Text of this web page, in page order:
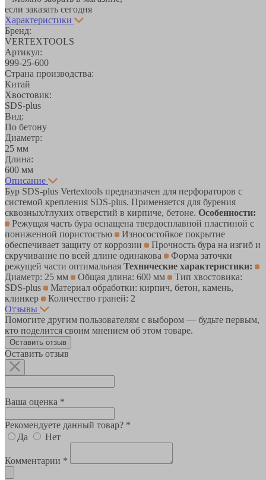
если заказать сегодня
Характеристики
Бренд:
VERTEXTOOLS
Артикул:
999-25-600
Страна производства:
Китай
Хвостовик:
SDS-plus
Вид:
По бетону
Диаметр:
25 мм
Длина:
600 мм
Описание
Бур SDS-plus Vertextools предназначен для перфораторов с
системой крепления SDS-plus. Применяется для бурения
сквозных/глухих отверстий в кирпиче, бетоне. Особенности:
Режущая часть бура оснащена твердосплавной пластиной с
пониженной пористостью
Износостойкое покрытие
обеспечивает защиту от коррозии
Прочность бура на изгиб и
скручивание по всей длине одинакова
Форма заточки
режущей части оптимальная Технические характеристики:
Диаметр: 25 мм
Общая длина: 600 мм
Тип хвостовика:
SDS-plus
Материал обработки: кирпич, бетон, камень,
клинкер
Количество граней: 2
Отзывы
Помогите другим пользователям с выбором — будьте первым,
кто поделится своим мнением об этом товаре.
Оставить отзыв
Оставить отзыв
Ваша оценка *
Рекомендуете данный товар? *
Да
Нет
Комментарии *